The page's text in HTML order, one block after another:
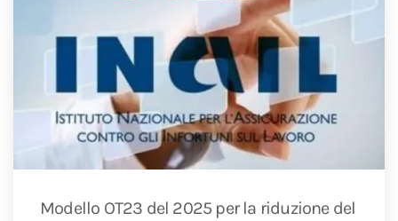
Modello OT23 del 2025 per la riduzione del